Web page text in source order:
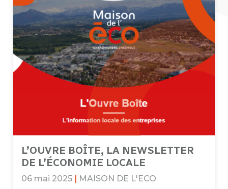
L’OUVRE BOÎTE, LA NEWSLETTER
DE L’ÉCONOMIE LOCALE
06 mai 2025 | MAISON DE L'ECO